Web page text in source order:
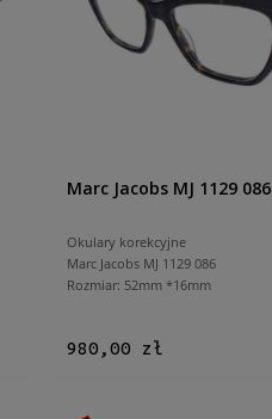
Marc Jacobs MJ 1129 086
Okulary korekcyjne
Marc Jacobs MJ 1129 086
Rozmiar: 52mm *16mm
980,00 zł